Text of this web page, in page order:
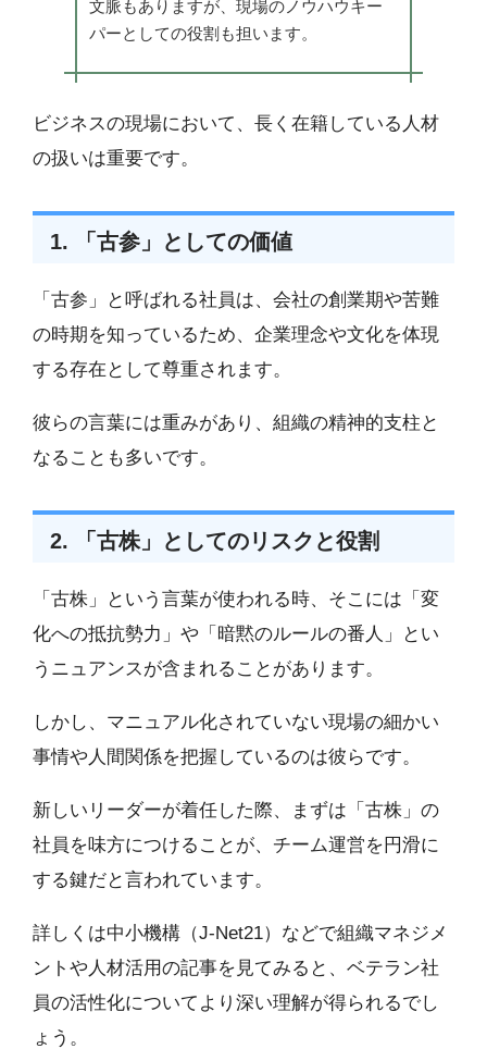
文脈もありますが、現場のノウハウキー
パーとしての役割も担います。
ビジネスの現場において、長く在籍している人材
の扱いは重要です。
1. 「古参」としての価値
「古参」と呼ばれる社員は、会社の創業期や苦難
の時期を知っているため、企業理念や文化を体現
する存在として尊重されます。
彼らの言葉には重みがあり、組織の精神的支柱と
なることも多いです。
2. 「古株」としてのリスクと役割
「古株」という言葉が使われる時、そこには「変
化への抵抗勢力」や「暗黙のルールの番人」とい
うニュアンスが含まれることがあります。
しかし、マニュアル化されていない現場の細かい
事情や人間関係を把握しているのは彼らです。
新しいリーダーが着任した際、まずは「古株」の
社員を味方につけることが、チーム運営を円滑に
する鍵だと言われています。
詳しくは中小機構（J-Net21）などで組織マネジメ
ントや人材活用の記事を見てみると、ベテラン社
員の活性化についてより深い理解が得られるでし
ょう。